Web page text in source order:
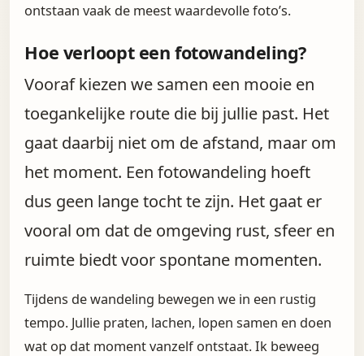
ontstaan vaak de meest waardevolle foto’s.
Hoe verloopt een fotowandeling?
Vooraf kiezen we samen een mooie en
toegankelijke route die bij jullie past. Het
gaat daarbij niet om de afstand, maar om
het moment. Een fotowandeling hoeft
dus geen lange tocht te zijn. Het gaat er
vooral om dat de omgeving rust, sfeer en
ruimte biedt voor spontane momenten.
Tijdens de wandeling bewegen we in een rustig
tempo. Jullie praten, lachen, lopen samen en doen
wat op dat moment vanzelf ontstaat. Ik beweeg